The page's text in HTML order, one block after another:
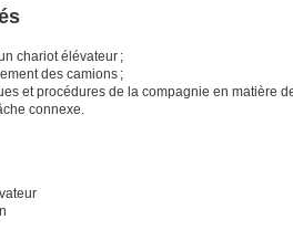
chariot élévateur ;
des camions ;
et procédures de la compagnie en matière
connexe.